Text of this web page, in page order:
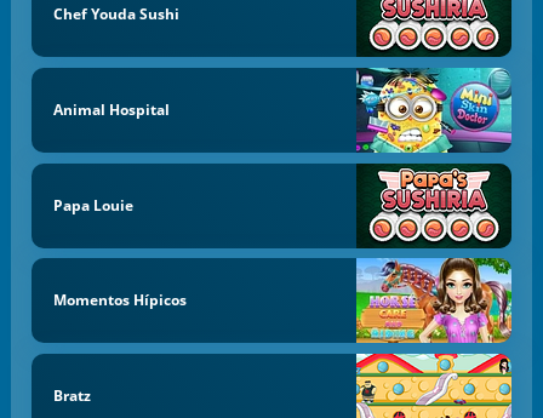
Chef Youda Sushi
Animal Hospital
Papa Louie
Momentos Hípicos
Bratz